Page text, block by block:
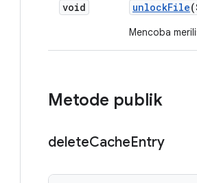
void unlockFile
Mencoba
Metode publik
deleteCacheEntry